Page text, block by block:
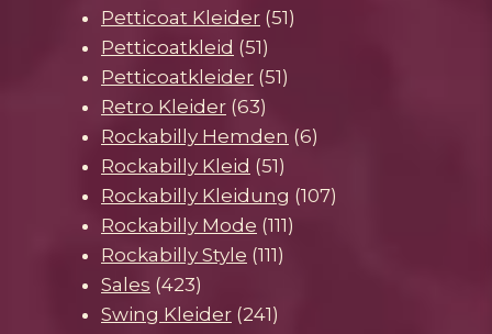
Produkte
Petticoat Kleider 5151
Petticoatkleid 5151
Produkte
Petticoatkleider 5151
Retro Kleider 6363
Produkte
Rockabilly Hemden 66
Rockabilly Kleid 5151
Produkte
Rockabilly Kleidung 107107
Rockabilly Mode 111111
Rockabilly Style 111111
Sales 423423
Produkte
Swing Kleider 241241